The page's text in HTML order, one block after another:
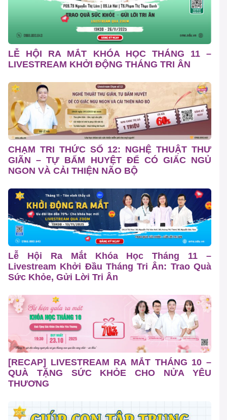
LỄ HỘI RA MẮT KHÓA HỌC THÁNG 11 –
LIVESTREAM KHỞI ĐỘNG THÁNG TRI ÂN
CHẠM TRI THỨC SỐ 12: NGHỆ THUẬT THƯ
GIÃN – TỰ BẤM HUYỆT ĐỂ CÓ GIẤC NGỦ
NGON VÀ CẢI THIỆN NÃO BỘ
Lễ Hội Ra Mắt Khóa Học Tháng 11 –
Livestream Khởi Đầu Tháng Tri Ân: Trao Quà
Sức Khỏe, Gửi Lời Tri Ân
[RECAP] LIVESTREAM RA MẮT THÁNG 10 –
QUÀ TẶNG SỨC KHỎE CHO NỬA YÊU
THƯƠNG